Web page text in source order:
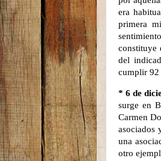
era
primera
constituye
del
cumplir 92
* 6 de
surge en
Carmen
asociados
una
otro